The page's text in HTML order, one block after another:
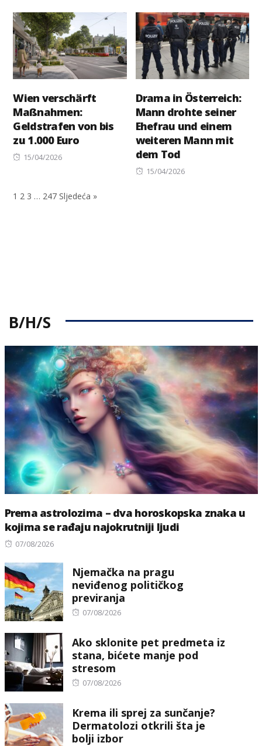
Wien verschärft
Maßnahmen:
Geldstrafen von bis
zu 1.000 Euro
Posted
15/04/2026
Drama in Österreich:
Mann drohte seiner
Ehefrau und einem
weiteren Mann mit
dem Tod
Posted
15/04/2026
1 2 3 … 247 Sljedeća »
B/H/S
Prema astrolozima – dva horoskopska znaka u
kojima se rađaju najokrutniji ljudi
Posted
07/08/2026
Njemačka na pragu
neviđenog političkog
previranja
Posted
07/08/2026
Ako sklonite pet predmeta iz
stana, bićete manje pod
stresom
Posted
07/08/2026
Krema ili sprej za sunčanje?
Dermatolozi otkrili šta je
bolji izbor